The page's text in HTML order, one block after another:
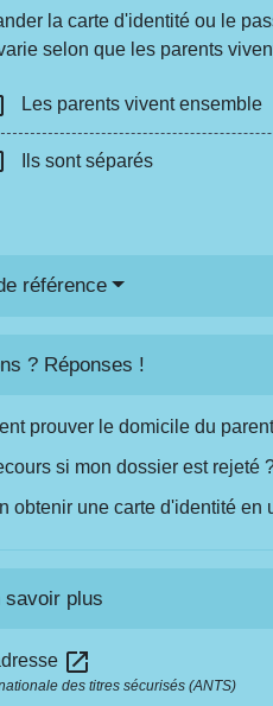
la carte d'identité ou le
selon que les parents
Les parents vivent ensemble
Ils sont séparés
référence
? Réponses !
prouver le domicile du
si mon dossier est rejeté
obtenir une carte d'identité en
savoir plus
open_in_new
des titres sécurisés (ANTS)